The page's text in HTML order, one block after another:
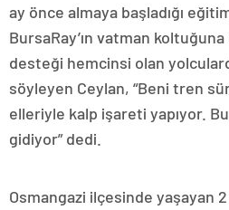
ay önce almaya başladığı
BursaRay’ın vatman
desteği hemcinsi olan
söyleyen Ceylan, “Beni tren
elleriyle kalp işareti yapıyor.
gidiyor” dedi.
Osmangazi ilçesinde yaşayan